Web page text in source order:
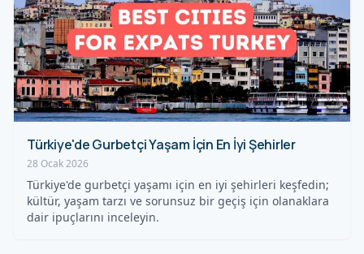
Türkiye'de Gurbetçi Yaşam İçin En İyi Şehirler
28 Ocak 2026
Türkiye'de gurbetçi yaşamı için en iyi şehirleri keşfedin;
kültür, yaşam tarzı ve sorunsuz bir geçiş için olanaklara
dair ipuçlarını inceleyin.